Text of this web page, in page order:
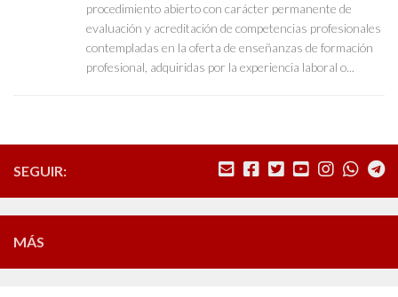
procedimiento abierto con carácter permanente de
evaluación y acreditación de competencias profesionales
contempladas en la oferta de enseñanzas de formación
profesional, adquiridas por la experiencia laboral o...
SEGUIR:
MÁS